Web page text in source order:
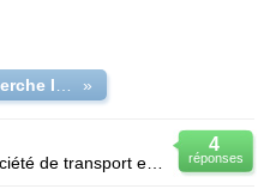
»
4
réponses